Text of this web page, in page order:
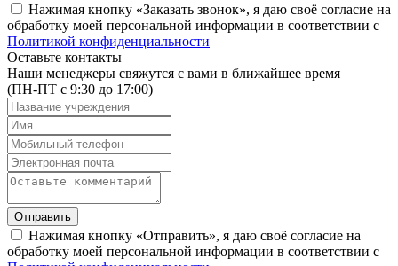
Нажимая кнопку «Заказать звонок», я даю своё согласие на
обработку моей персональной информации в соответствии с
Политикой конфиденциальности
Оставьте контакты
Наши менеджеры свяжутся с вами в ближайшее время
(ПН-ПТ с 9:30 до 17:00)
Отправить
Нажимая кнопку «Отправить», я даю своё согласие на
обработку моей персональной информации в соответствии с